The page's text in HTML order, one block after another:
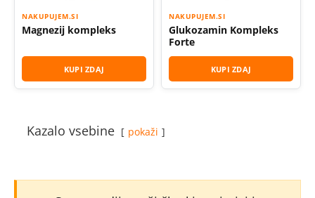
NAKUPUJEM.SI
Magnezij kompleks
KUPI ZDAJ
NAKUPUJEM.SI
Glukozamin Kompleks
Forte
KUPI ZDAJ
Kazalo vsebine pokaži